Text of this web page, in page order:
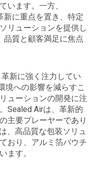
います。一方、
新に重点を置き、特定
リューションを提供し
品質と顧客満足に焦点
新に強く注力してい
境への影響を減らすこ
ューションの開発に注
Sealed Airは、革新的
主要プレーヤーであり
、高品質な包装ソリュ
おり、アルミ箔パウチ
ます。